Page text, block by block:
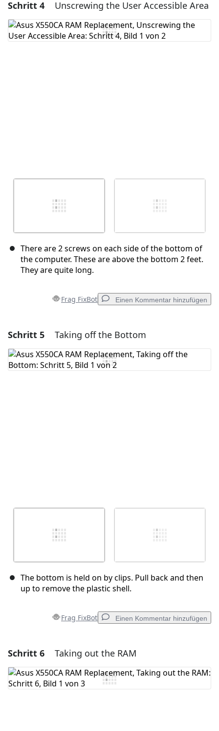
Einen Kommentar hinzufügen
Kommentar hinzufügen
Schritt 4 Unscrewing the User Accessible Area
There are 2 screws on each side of the bottom of
the computer. These are above the bottom 2 feet.
They are quite long.
Frag FixBot Einen Kommentar hinzufügen
Einen Kommentar hinzufügen
Kommentar hinzufügen
Schritt 5 Taking off the Bottom
The bottom is held on by clips. Pull back and then
up to remove the plastic shell.
Frag FixBot Einen Kommentar hinzufügen
Einen Kommentar hinzufügen
Kommentar hinzufügen
Schritt 6 Taking out the RAM